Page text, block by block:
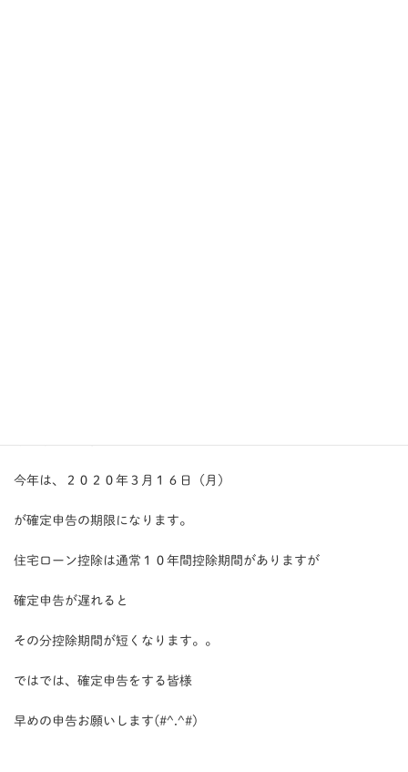
今年は、２０２０年３月１６日（月）
が確定申告の期限になります。
住宅ローン控除は通常１０年間控除期間がありますが
確定申告が遅れると
その分控除期間が短くなります。。
ではでは、確定申告をする皆様
早めの申告お願いします(#^.^#)